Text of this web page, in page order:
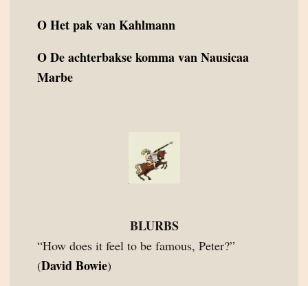
OHet pak van Kahlmann
ODe achterbakse komma van Nausicaa
Marbe
BLURBS
“How does it feel to be famous, Peter?”
(David Bowie)